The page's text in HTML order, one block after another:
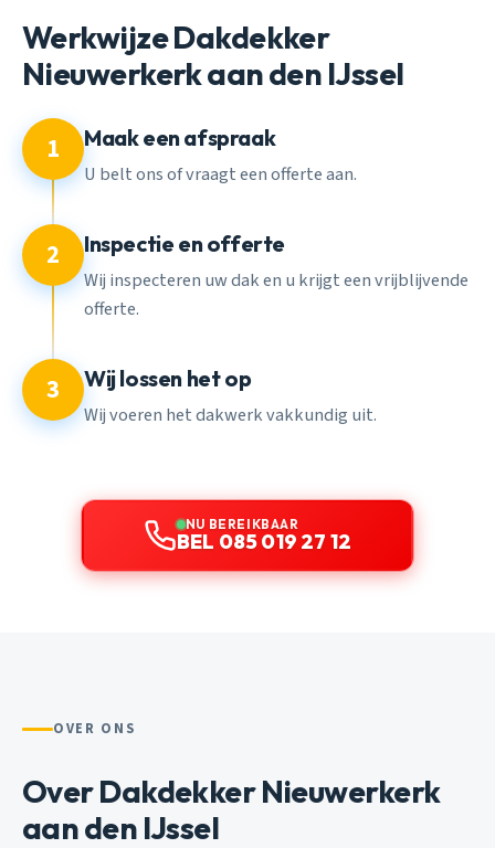
Werkwijze Dakdekker
Nieuwerkerk aan den IJssel
1 Maak een afspraak
U belt ons of vraagt een offerte aan.
2 Inspectie en offerte
Wij inspecteren uw dak en u krijgt een vrijblijvende
offerte.
3 Wij lossen het op
Wij voeren het dakwerk vakkundig uit.
NU BEREIKBAAR
BEL 085 019 27 12
OVER ONS
Over Dakdekker Nieuwerkerk
aan den IJssel